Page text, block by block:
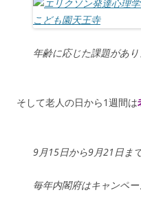
年齢に応じた課題があり
そして老人の日から1週間は
9月15日から9月21日ま
毎年内閣府はキャンペ